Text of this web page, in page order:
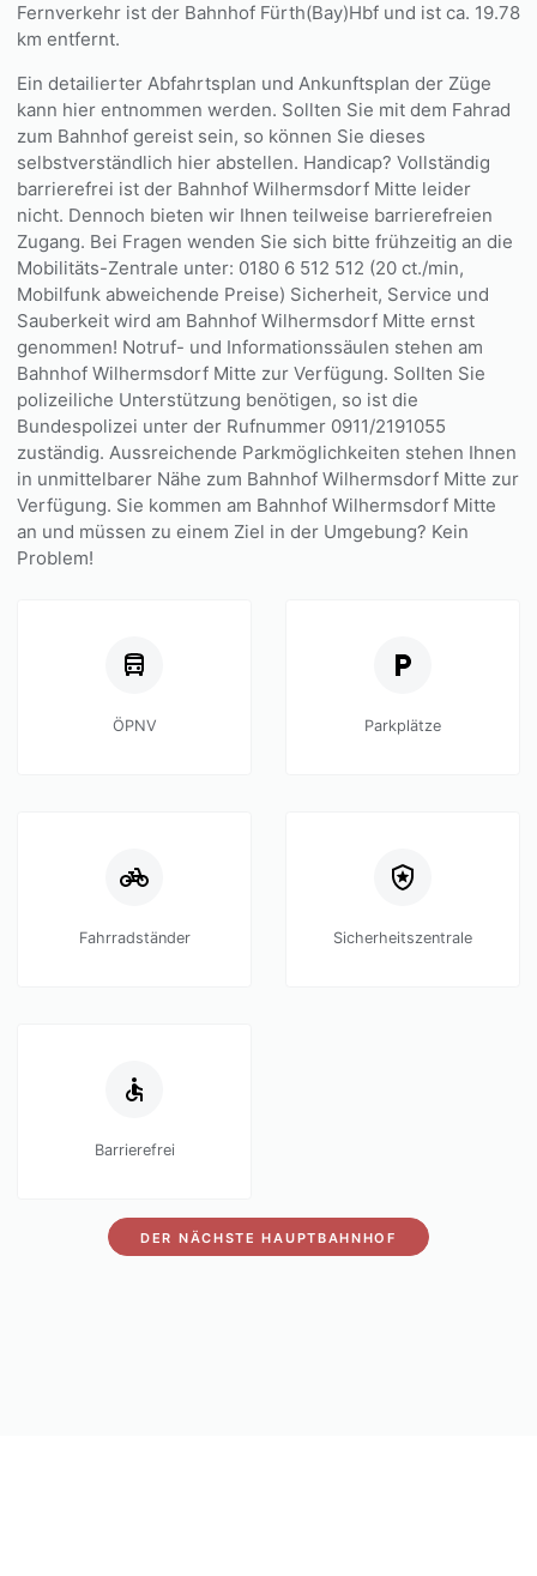
Fernverkehr ist der Bahnhof Fürth(Bay)Hbf und ist ca. 19.78
km entfernt.
Ein detailierter Abfahrtsplan und Ankunftsplan der Züge
kann hier entnommen werden. Sollten Sie mit dem Fahrad
zum Bahnhof gereist sein, so können Sie dieses
selbstverständlich hier abstellen. Handicap? Vollständig
barrierefrei ist der Bahnhof Wilhermsdorf Mitte leider
nicht. Dennoch bieten wir Ihnen teilweise barrierefreien
Zugang. Bei Fragen wenden Sie sich bitte frühzeitig an die
Mobilitäts-Zentrale unter: 0180 6 512 512 (20 ct./min,
Mobilfunk abweichende Preise) Sicherheit, Service und
Sauberkeit wird am Bahnhof Wilhermsdorf Mitte ernst
genommen! Notruf- und Informationssäulen stehen am
Bahnhof Wilhermsdorf Mitte zur Verfügung. Sollten Sie
polizeiliche Unterstützung benötigen, so ist die
Bundespolizei unter der Rufnummer 0911/2191055
zuständig. Aussreichende Parkmöglichkeiten stehen Ihnen
in unmittelbarer Nähe zum Bahnhof Wilhermsdorf Mitte zur
Verfügung. Sie kommen am Bahnhof Wilhermsdorf Mitte
an und müssen zu einem Ziel in der Umgebung? Kein
Problem!
ÖPNV Parkplätze
Fahrradständer Sicherheitszentrale
Barrierefrei
DER NÄCHSTE HAUPTBAHNHOF